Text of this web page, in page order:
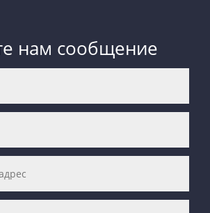
нам сообщение